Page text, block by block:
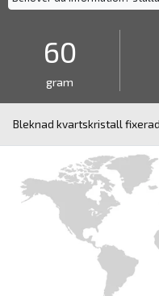
60
gram
Bleknad kvartskristall